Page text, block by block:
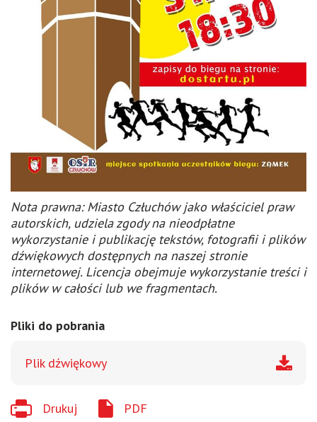
Nota prawna: Miasto Człuchów jako właściciel praw
autorskich, udziela zgody na nieodpłatne
wykorzystanie i publikację tekstów, fotografii i plików
dźwiękowych dostępnych na naszej stronie
internetowej. Licencja obejmuje wykorzystanie treści i
plików w całości lub we fragmentach.
Pliki do pobrania
Plik dźwiękowy
Drukuj PDF